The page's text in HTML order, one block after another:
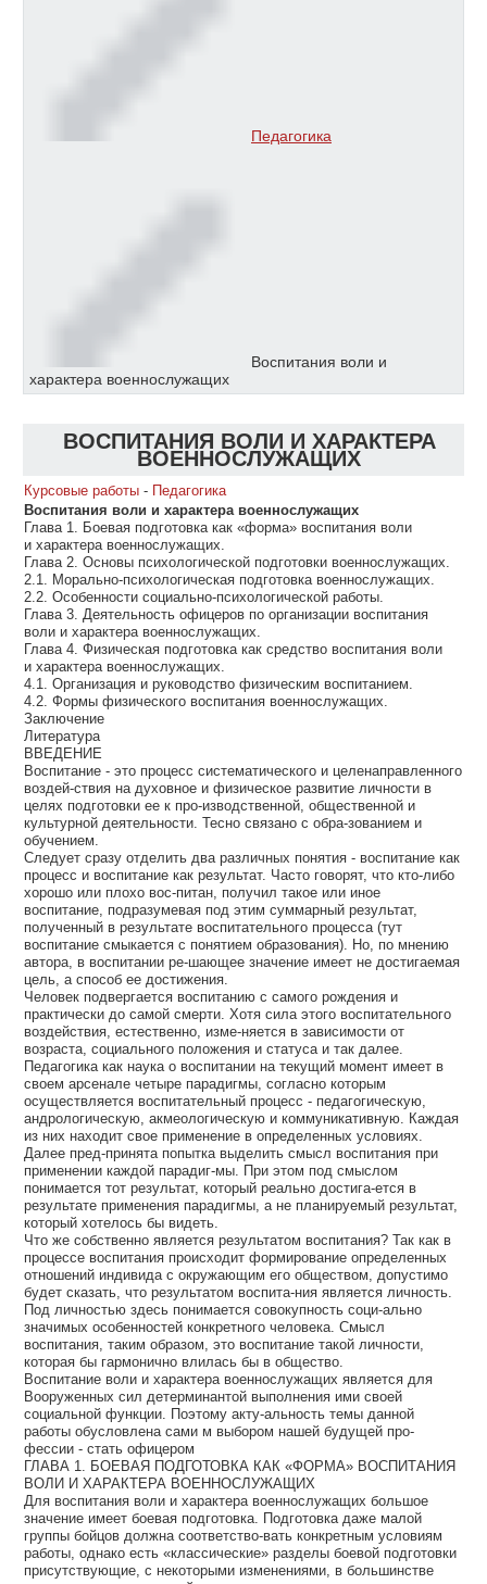
Педагогика
Воспитания воли и
характера военнослужащих
ВОСПИТАНИЯ ВОЛИ И ХАРАКТЕРА
ВОЕННОСЛУЖАЩИХ
Курсовые работы - Педагогика
Воспитания воли и характера военнослужащих
Глава 1. Боевая подготовка как «форма» воспитания воли
и характера военнослужащих.
Глава 2. Основы психологической подготовки военнослужащих.
2.1. Морально-психологическая подготовка военнослужащих.
2.2. Особенности социально-психологической работы.
Глава 3. Деятельность офицеров по организации воспитания
воли и характера военнослужащих.
Глава 4. Физическая подготовка как средство воспитания воли
и характера военнослужащих.
4.1. Организация и руководство физическим воспитанием.
4.2. Формы физического воспитания военнослужащих.
Заключение
Литература
ВВЕДЕНИЕ
Воспитание - это процесс систематического и целенаправленного
воздей-ствия на духовное и физическое развитие личности в
целях подготовки ее к про-изводственной, общественной и
культурной деятельности. Тесно связано с обра-зованием и
обучением.
Следует сразу отделить два различных понятия - воспитание как
процесс и воспитание как результат. Часто говорят, что кто-либо
хорошо или плохо вос-питан, получил такое или иное
воспитание, подразумевая под этим суммарный результат,
полученный в результате воспитательного процесса (тут
воспитание смыкается с понятием образования). Но, по мнению
автора, в воспитании ре-шающее значение имеет не достигаемая
цель, а способ ее достижения.
Человек подвергается воспитанию с самого рождения и
практически до самой смерти. Хотя сила этого воспитательного
воздействия, естественно, изме-няется в зависимости от
возраста, социального положения и статуса и так далее.
Педагогика как наука о воспитании на текущий момент имеет в
своем арсенале четыре парадигмы, согласно которым
осуществляется воспитательный процесс - педагогическую,
андрологическую, акмеологическую и коммуникативную. Каждая
из них находит свое применение в определенных условиях.
Далее пред-принята попытка выделить смысл воспитания при
применении каждой парадиг-мы. При этом под смыслом
понимается тот результат, который реально достига-ется в
результате применения парадигмы, а не планируемый результат,
который хотелось бы видеть.
Что же собственно является результатом воспитания? Так как в
процессе воспитания происходит формирование определенных
отношений индивида с окружающим его обществом, допустимо
будет сказать, что результатом воспита-ния является личность.
Под личностью здесь понимается совокупность соци-ально
значимых особенностей конкретного человека. Смысл
воспитания, таким образом, это воспитание такой личности,
которая бы гармонично влилась бы в общество.
Воспитание воли и характера военнослужащих является для
Вооруженных сил детерминантой выполнения ими своей
социальной функции. Поэтому акту-альность темы данной
работы обусловлена сами м выбором нашей будущей про-
фессии - стать офицером
ГЛАВА 1. БОЕВАЯ ПОДГОТОВКА КАК «ФОРМА» ВОСПИТАНИЯ
ВОЛИ И ХАРАКТЕРА ВОЕННОСЛУЖАЩИХ
Для воспитания воли и характера военнослужащих большое
значение имеет боевая подготовка. Подготовка даже малой
группы бойцов должна соответство-вать конкретным условиям
работы, однако есть «классические» разделы боевой подготовки
присутствующие, с некоторыми изменениями, в большинстве